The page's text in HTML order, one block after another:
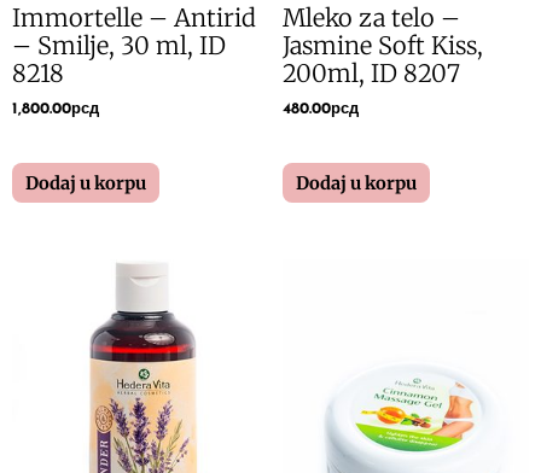
Immortelle – Antirid
– Smilje, 30 ml, ID
8218
1,800.00рсд
Dodaj u korpu
Mleko za telo –
Jasmine Soft Kiss,
200ml, ID 8207
480.00рсд
Dodaj u korpu